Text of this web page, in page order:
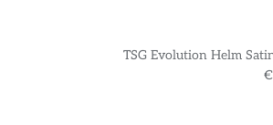
TSG Evolution Helm